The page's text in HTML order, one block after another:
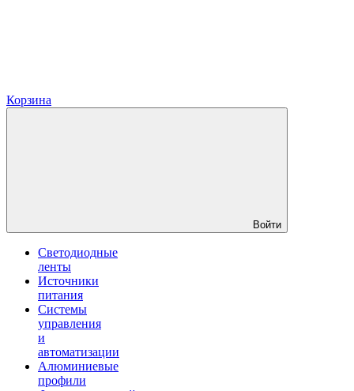
Корзина
Войти
Светодиодные
ленты
Источники
питания
Системы
управления
и
автоматизации
Алюминиевые
профили